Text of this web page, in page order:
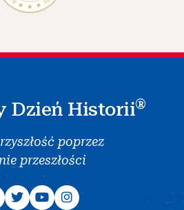
Dzień Historii®
poprzez
przeszłości